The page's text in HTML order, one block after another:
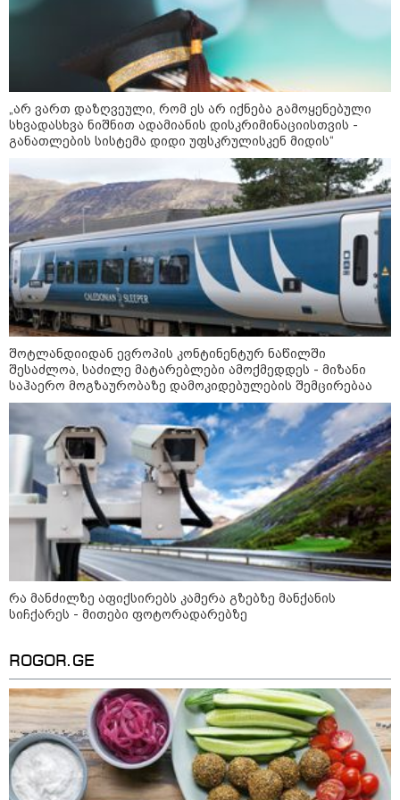
10:52 / 06-08-2026
ვაშინგტონს რაკეტების დეფიციტი აქვს? -
მედიის ცნობით, დონალდ ტრამპი პიტ
ჰეგსეთს დაუპირისპირდა: დეტალები
23:45 / 05-08-2026
ტრაგედია შოტლანდიაში - 35
წლის მამას 9 წლის
ქალიშვილის მკვლელობაში
ედება ბრალი
14:08 / 05-08-2026
ლაიფციგის აეროპორტში
უკრაინულ თვითმფრინავთან
ახლოს ასაფეთქებელი
მოწყობილობით აღჭურვილი
დრონი აღმოაჩინეს - რას წერს
მედია
13:22 / 05-08-2026
ასობით ჭურვი აღმოაჩინეს -
"რიგრიგობით
ფეთქდებოდნენ..."
12:38 / 05-08-2026
იტალიაში ქალმა, ლატარიის
ბილეთი, რომელმაც 1 მლნ
მოიგო, შემთხვევით ნაგავში
„არ ვართ დაზღვეული, რომ ეს არ იქნება გამოყენებული
სხვადასხვა ნიშნით ადამიანის დისკრიმინაციისთვის -
განათლების სისტემა დიდი უფსკრულისკენ მიდის“
შოტლანდიიდან ევროპის კონტინენტურ ნაწილში
შესაძლოა, საძილე მატარებლები ამოქმედდეს - მიზანი
საჰაერო მოგზაურობაზე დამოკიდებულების შემცირებაა
რა მანძილზე აფიქსირებს კამერა გზებზე მანქანის
სიჩქარეს - მითები ფოტორადარებზე
ROGOR.GE